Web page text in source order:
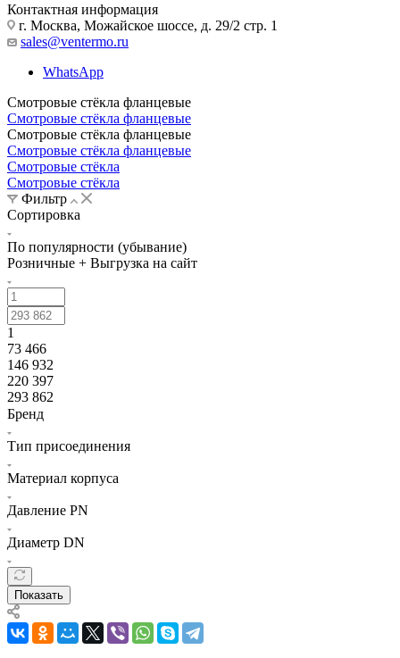
Контактная информация
г. Москва, Можайское шоссе, д. 29/2 стр. 1
sales@ventermo.ru
WhatsApp
Смотровые стёкла фланцевые
Смотровые стёкла фланцевые
Смотровые стёкла фланцевые
Смотровые стёкла фланцевые
Смотровые стёкла
Смотровые стёкла
Фильтр
Сортировка
По популярности (убывание)
Розничные + Выгрузка на сайт
1
73 466
146 932
220 397
293 862
Бренд
Тип присоединения
Материал корпуса
Давление PN
Диаметр DN
Показать